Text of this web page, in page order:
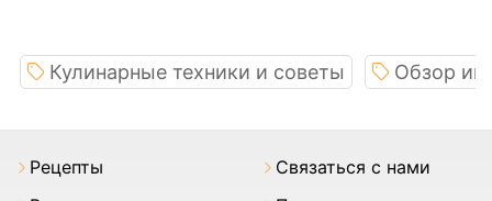
Кулинарные техники и советы Обзор
Pецепты
Связаться с нами